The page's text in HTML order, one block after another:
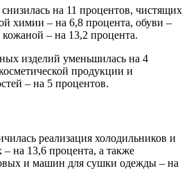
на 11 процентов, чистящих
химии – на 6,8 процента, обуви –
– на 13,2 процента.
изделий уменьшилась на 4
продукции и
– на 5 процентов.
реализация холодильников и
на 13,6 процента, а также
и машин для сушки одежды – на